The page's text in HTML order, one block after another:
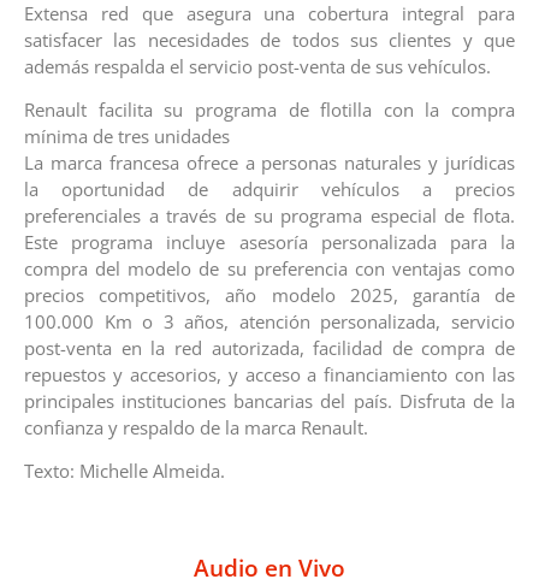
Extensa red que asegura una cobertura integral para
satisfacer las necesidades de todos sus clientes y que
además respalda el servicio post-venta de sus vehículos.
Renault facilita su programa de flotilla con la compra
mínima de tres unidades
La marca francesa ofrece a personas naturales y jurídicas
la oportunidad de adquirir vehículos a precios
preferenciales a través de su programa especial de flota.
Este programa incluye asesoría personalizada para la
compra del modelo de su preferencia con ventajas como
precios competitivos, año modelo 2025, garantía de
100.000 Km o 3 años, atención personalizada, servicio
post-venta en la red autorizada, facilidad de compra de
repuestos y accesorios, y acceso a financiamiento con las
principales instituciones bancarias del país. Disfruta de la
confianza y respaldo de la marca Renault.
Texto: Michelle Almeida.
Audio en Vivo